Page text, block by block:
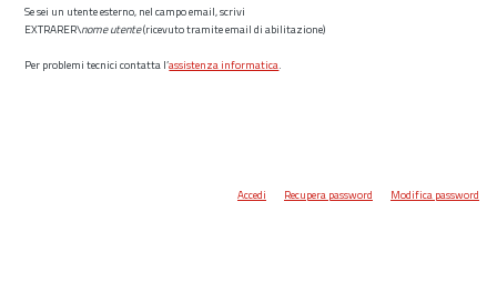
Se sei un utente esterno, nel campo email, scrivi
EXTRARER\nome utente(ricevuto tramite email di abilitazione)
Per problemi tecnici contatta l’assistenza informatica.
Accedi Recupera password Modifica password